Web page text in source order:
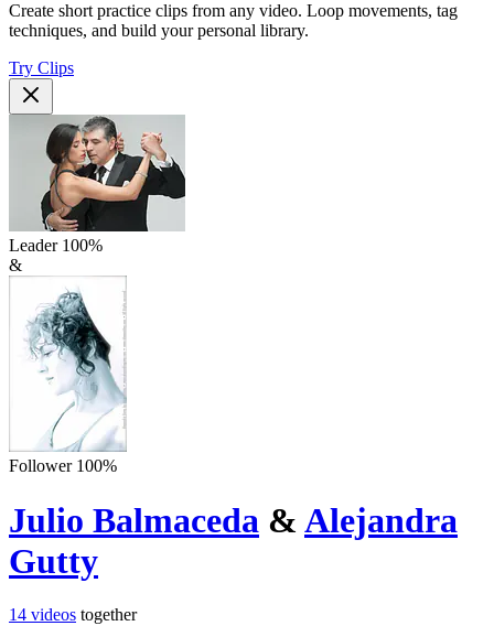
Create short practice clips from any video. Loop movements, tag
techniques, and build your personal library.
Try Clips
Leader 100%
&
Follower 100%
Julio Balmaceda & Alejandra
Gutty
14 videos together